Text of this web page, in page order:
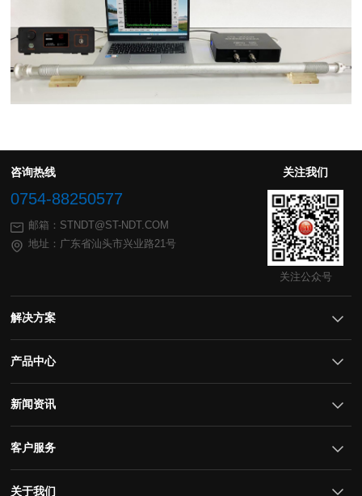
咨询热线
0754-88250577
邮箱：STNDT@ST-NDT.COM
地址：广东省汕头市兴业路21号
解决方案
产品中心
新闻资讯
客户服务
关于我们
关注我们
关注公众号